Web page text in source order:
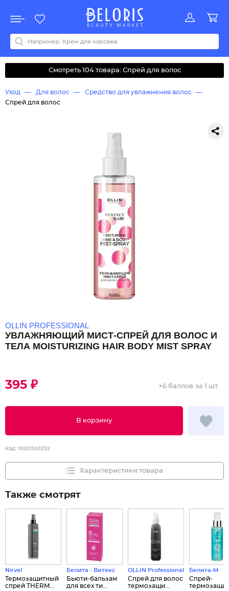
Акции
Все бренды
0-9ABCDEFGHIJKLMNOPQRSTUVWYZАБВДЗИМОКЛНПРСТУФ
Смотреть 104 товара: Спрей для волос
Уход Для волос
Средство для увлажнения волос
Спрей для волос
OLLIN PROFESSIONAL
УВЛАЖНЯЮЩИЙ МИСТ-СПРЕЙ ДЛЯ ВОЛОС И
ТЕЛА MOISTURIZING HAIR BODY MIST SPRAY
395 ₽
В корзину
+6 баллов за 1 шт.
Код: 1000300232
Характеристики товара
Также смотрят
Nirvel
Термозащитный
спрей THERM...
Белита - Витекс
Бьюти-бальзам
для всех ти...
OLLIN Professional
Спрей для волос
термозащи...
Белита-М
Cпрей-